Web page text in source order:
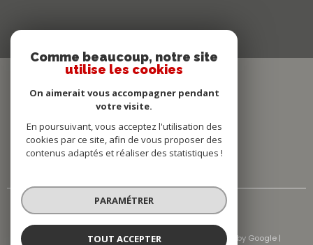
© 2026 | Tous droits réservés | Traduction powered by Google |
Comme beaucoup, notre site
utilise les cookies
On aimerait vous accompagner pendant
votre visite.
En poursuivant, vous acceptez l'utilisation des
cookies par ce site, afin de vous proposer des
contenus adaptés et réaliser des statistiques !
PARAMÉTRER
TOUT ACCEPTER